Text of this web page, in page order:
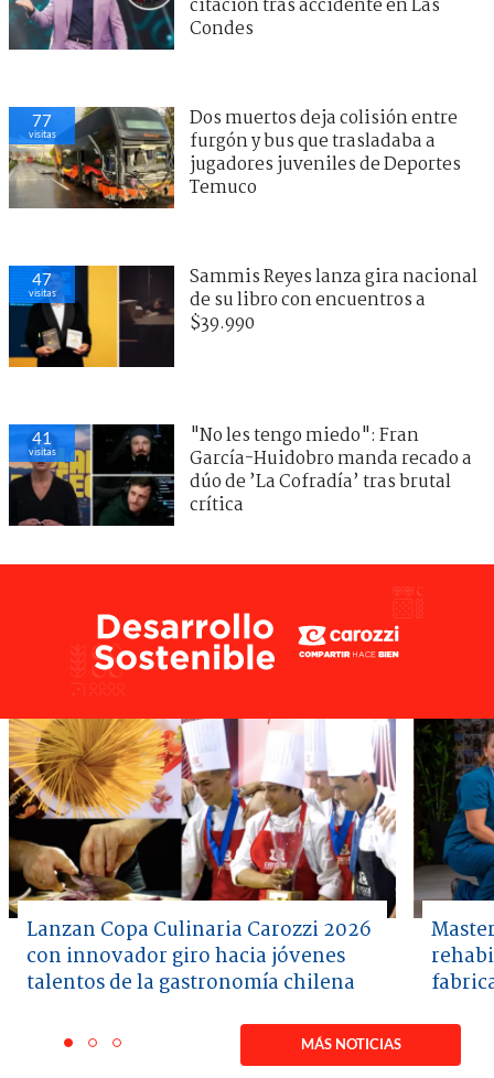
citación tras accidente en Las
Condes
77
visitas
Dos muertos deja colisión entre
furgón y bus que trasladaba a
jugadores juveniles de Deportes
Temuco
47
visitas
Sammis Reyes lanza gira nacional
de su libro con encuentros a
$39.990
41
visitas
"No les tengo miedo": Fran
García-Huidobro manda recado a
dúo de ’La Cofradía’ tras brutal
crítica
Lanzan Copa Culinaria Carozzi 2026
con innovador giro hacia jóvenes
talentos de la gastronomía chilena
itemitemitem
MÁS NOTICIAS